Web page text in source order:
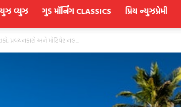
વ્યુઝ ગુડ મૉર્નિંગ CLASSICS પ્રિય ન્યુઝપ્રેમી
પ્રવચનકારો અને મોટિવેશનલ...